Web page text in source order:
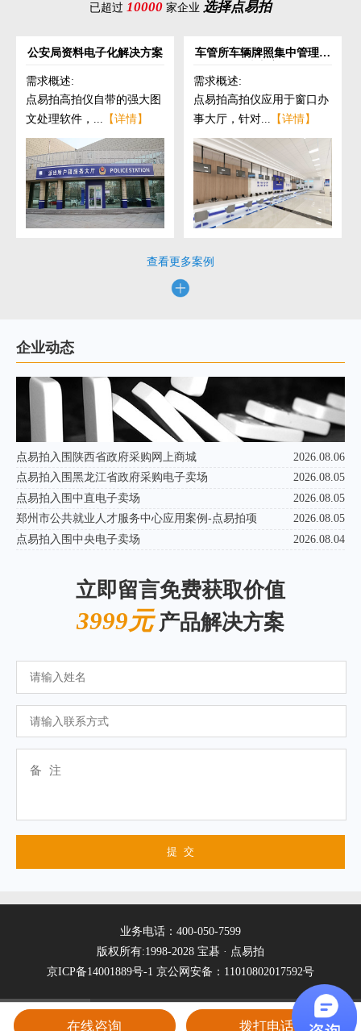
已超过 10000 家企业 选择点易拍
公安局资料电子化解决方案
需求概述:
点易拍高拍仪自带的强大图
文处理软件，... 【详情】
车管所车辆牌照集中管理解
需求概述:
点易拍高拍仪应用于窗口办
事大厅，针对... 【详情】
查看更多案例
企业动态
点易拍入围陕西省政府采购网上商城
2026.08.06
点易拍入围黑龙江省政府采购电子卖场
2026.08.05
点易拍入围中直电子卖场
2026.08.05
郑州市公共就业人才服务中心应用案例-点易拍项
2026.08.05
点易拍入围中央电子卖场
2026.08.04
立即留言免费获取价值
3999元产品解决方案
业务电话：400-050-7599
版权所有:1998-2028 宝碁 · 点易拍
京ICP备14001889号-1 京公网安备：11010802017592号
在线咨询 拨打电话